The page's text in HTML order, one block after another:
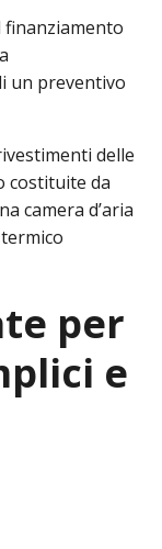
finanziamento
un preventivo
delle
costituite da
camera d’aria
per
e